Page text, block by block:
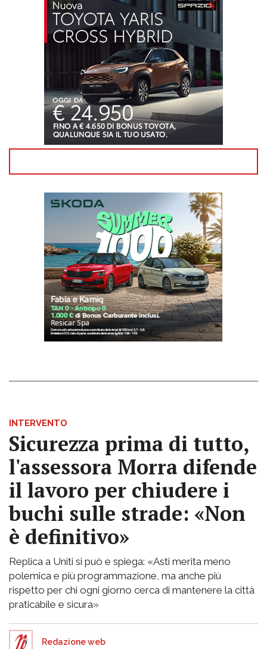
INTERVENTO
Sicurezza prima di tutto,
l'assessora Morra difende
il lavoro per chiudere i
buchi sulle strade: «Non
è definitivo»
Replica a Uniti si può e spiega: «Asti merita meno
polemica e più programmazione, ma anche più
rispetto per chi ogni giorno cerca di mantenere la città
praticabile e sicura»
Redazione web